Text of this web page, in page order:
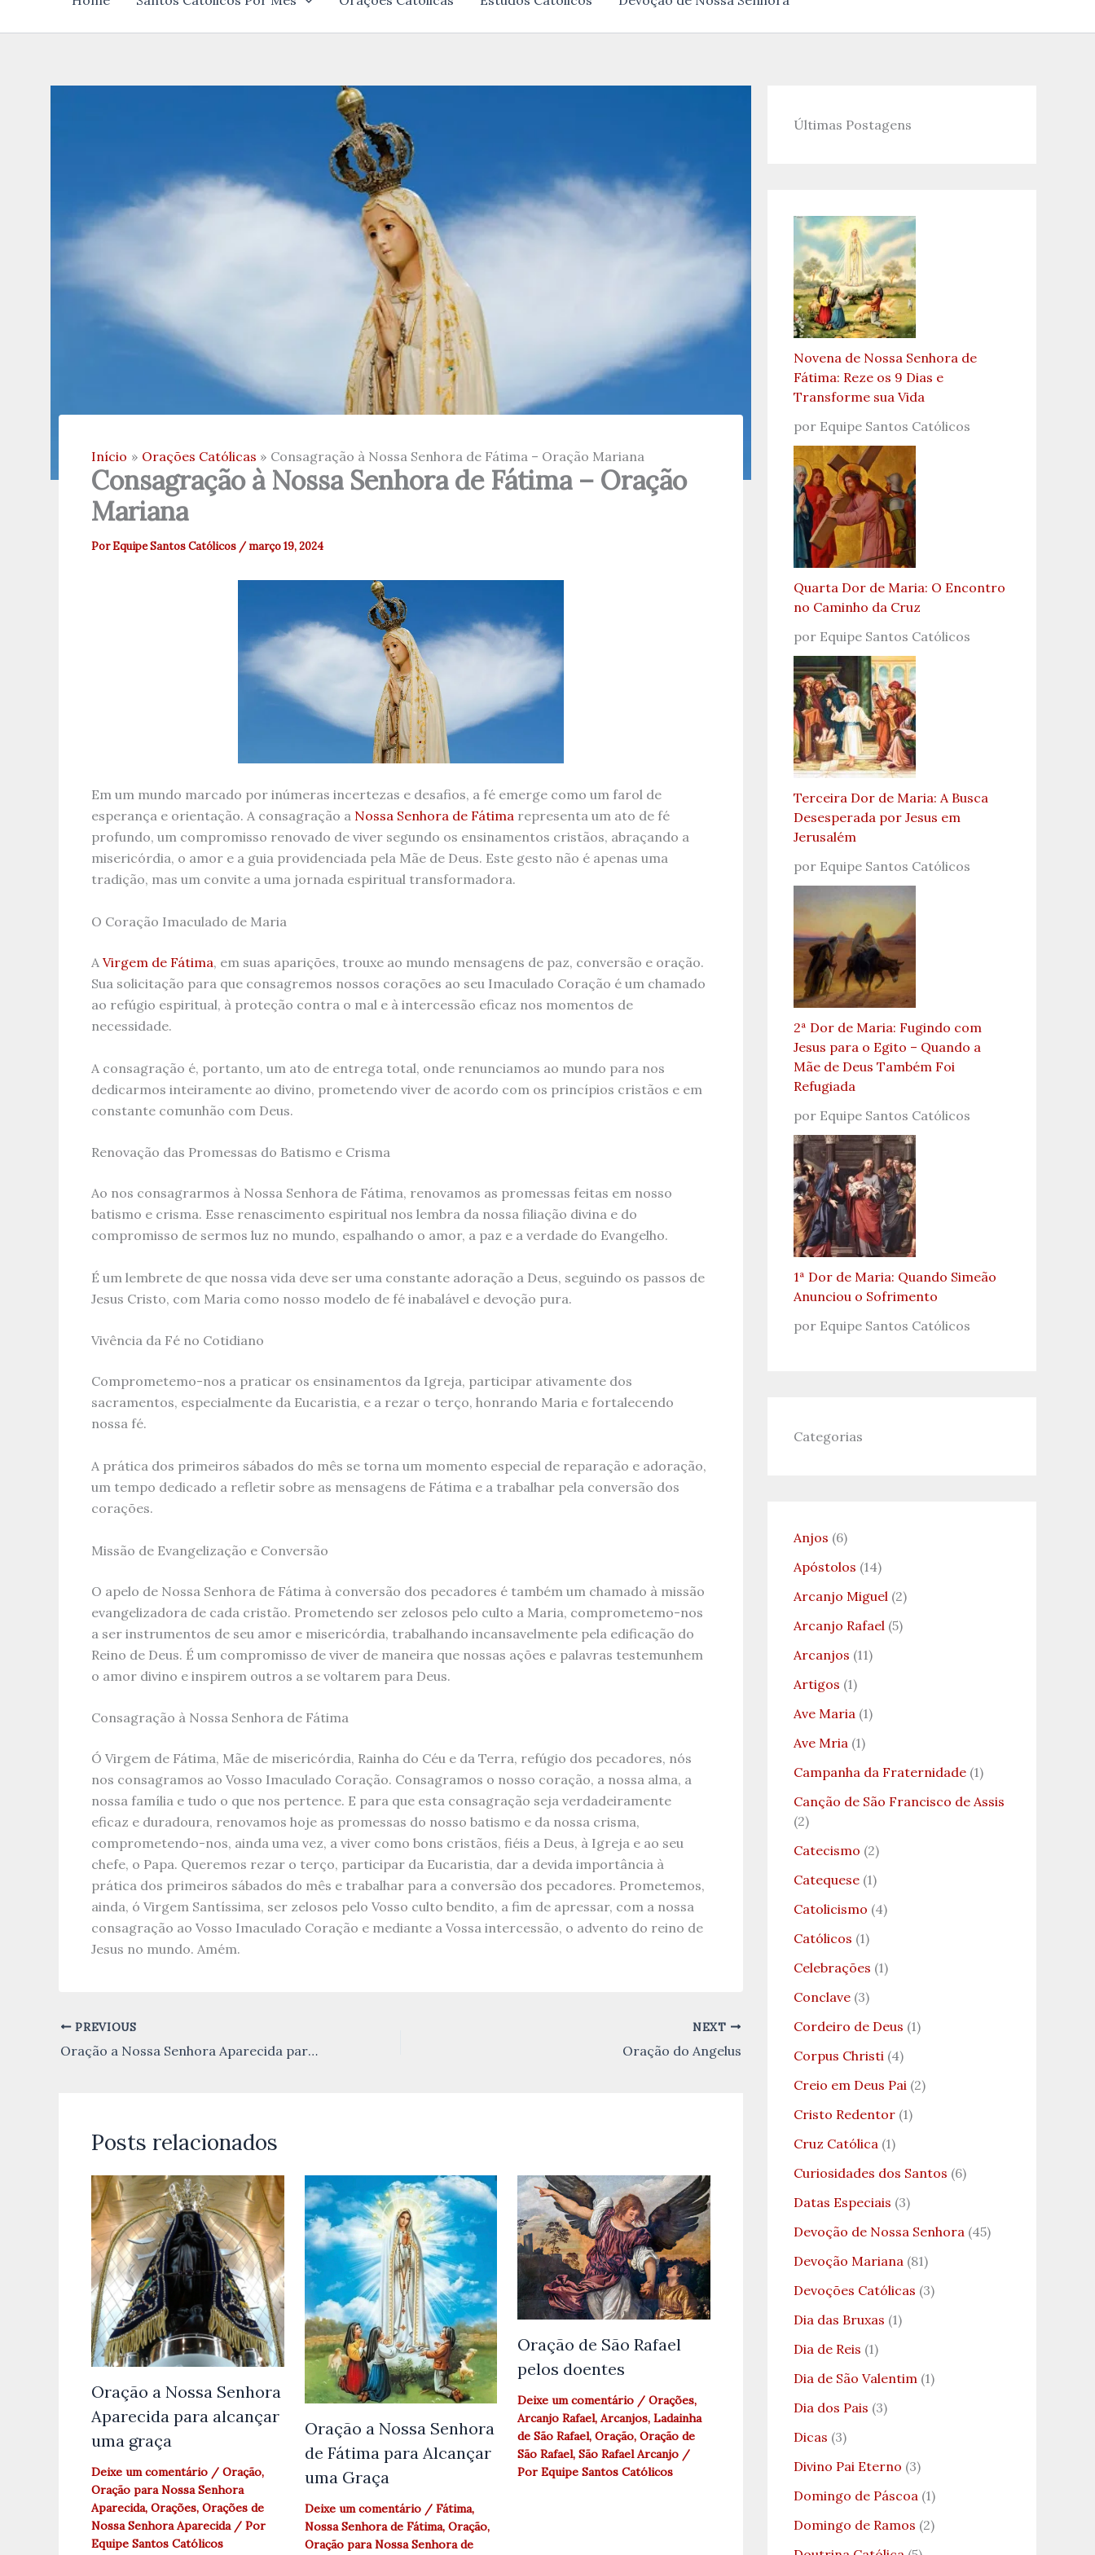
Início Orações Católicas Consagração à Nossa Senhora de Fátima – Oração Mariana
Consagração à Nossa Senhora de Fátima – Oração
Mariana
PorEquipe Santos Católicos / março 19, 2024
Em um mundo marcado por inúmeras incertezas e desafios, a fé emerge como um farol de
esperança e orientação. A consagração a Nossa Senhora de Fátima representa um ato de fé
profundo, um compromisso renovado de viver segundo os ensinamentos cristãos, abraçando a
misericórdia, o amor e a guia providenciada pela Mãe de Deus. Este gesto não é apenas uma
tradição, mas um convite a uma jornada espiritual transformadora.
O Coração Imaculado de Maria
A Virgem de Fátima, em suas aparições, trouxe ao mundo mensagens de paz, conversão e oração.
Sua solicitação para que consagremos nossos corações ao seu Imaculado Coração é um chamado
ao refúgio espiritual, à proteção contra o mal e à intercessão eficaz nos momentos de
necessidade.
A consagração é, portanto, um ato de entrega total, onde renunciamos ao mundo para nos
dedicarmos inteiramente ao divino, prometendo viver de acordo com os princípios cristãos e em
constante comunhão com Deus.
Renovação das Promessas do Batismo e Crisma
Ao nos consagrarmos à Nossa Senhora de Fátima, renovamos as promessas feitas em nosso
batismo e crisma. Esse renascimento espiritual nos lembra da nossa filiação divina e do
compromisso de sermos luz no mundo, espalhando o amor, a paz e a verdade do Evangelho.
É um lembrete de que nossa vida deve ser uma constante adoração a Deus, seguindo os passos de
Jesus Cristo, com Maria como nosso modelo de fé inabalável e devoção pura.
Vivência da Fé no Cotidiano
Comprometemo-nos a praticar os ensinamentos da Igreja, participar ativamente dos
sacramentos, especialmente da Eucaristia, e a rezar o terço, honrando Maria e fortalecendo
nossa fé.
A prática dos primeiros sábados do mês se torna um momento especial de reparação e adoração,
um tempo dedicado a refletir sobre as mensagens de Fátima e a trabalhar pela conversão dos
corações.
Missão de Evangelização e Conversão
O apelo de Nossa Senhora de Fátima à conversão dos pecadores é também um chamado à missão
evangelizadora de cada cristão. Prometendo ser zelosos pelo culto a Maria, comprometemo-nos
a ser instrumentos de seu amor e misericórdia, trabalhando incansavelmente pela edificação do
Reino de Deus. É um compromisso de viver de maneira que nossas ações e palavras testemunhem
o amor divino e inspirem outros a se voltarem para Deus.
Consagração à Nossa Senhora de Fátima
Ó Virgem de Fátima, Mãe de misericórdia, Rainha do Céu e da Terra, refúgio dos pecadores, nós
nos consagramos ao Vosso Imaculado Coração. Consagramos o nosso coração, a nossa alma, a
nossa família e tudo o que nos pertence. E para que esta consagração seja verdadeiramente
eficaz e duradoura, renovamos hoje as promessas do nosso batismo e da nossa crisma,
comprometendo-nos, ainda uma vez, a viver como bons cristãos, fiéis a Deus, à Igreja e ao seu
chefe, o Papa. Queremos rezar o terço, participar da Eucaristia, dar a devida importância à
prática dos primeiros sábados do mês e trabalhar para a conversão dos pecadores. Prometemos,
ainda, ó Virgem Santíssima, ser zelosos pelo Vosso culto bendito, a fim de apressar, com a nossa
consagração ao Vosso Imaculado Coração e mediante a Vossa intercessão, o advento do reino de
Jesus no mundo. Amém.
PREVIOUS
Oração a Nossa Senhora Aparecida para pedir graças e proteção
NEXT
Oração do Angelus
Posts relacionados
Oração a Nossa Senhora
Aparecida para alcançar
uma graça
Deixe um comentário / Oração,
Oração para Nossa Senhora
Aparecida, Orações, Orações de
Nossa Senhora Aparecida/ Por
Equipe Santos Católicos
Oração a Nossa Senhora
de Fátima para Alcançar
uma Graça
Deixe um comentário / Fátima,
Nossa Senhora de Fátima, Oração,
Oração para Nossa Senhora de
Oração de São Rafael
pelos doentes
Deixe um comentário /Orações,
Arcanjo Rafael,Arcanjos,Ladainha
de São Rafael,Oração,Oração de
São Rafael,São Rafael Arcanjo /
PorEquipe Santos Católicos
Últimas Postagens
Novena de Nossa Senhora de
Fátima: Reze os 9 Dias e
Transforme sua Vida
por Equipe Santos Católicos
Quarta Dor de Maria: O Encontro
no Caminho da Cruz
por Equipe Santos Católicos
Terceira Dor de Maria: A Busca
Desesperada por Jesus em
Jerusalém
por Equipe Santos Católicos
2ª Dor de Maria: Fugindo com
Jesus para o Egito – Quando a
Mãe de Deus Também Foi
Refugiada
por Equipe Santos Católicos
1ª Dor de Maria: Quando Simeão
Anunciou o Sofrimento
por Equipe Santos Católicos
Categorias
Anjos (6)
Apóstolos (14)
Arcanjo Miguel (2)
Arcanjo Rafael (5)
Arcanjos (11)
Artigos (1)
Ave Maria (1)
Ave Mria (1)
Campanha da Fraternidade (1)
Canção de São Francisco de Assis
(2)
Catecismo (2)
Catequese (1)
Catolicismo (4)
Católicos (1)
Celebrações (1)
Conclave (3)
Cordeiro de Deus (1)
Corpus Christi (4)
Creio em Deus Pai (2)
Cristo Redentor (1)
Cruz Católica (1)
Curiosidades dos Santos (6)
Datas Especiais (3)
Devoção de Nossa Senhora (45)
Devoção Mariana (81)
Devoções Católicas (3)
Dia das Bruxas (1)
Dia de Reis (1)
Dia de São Valentim (1)
Dia dos Pais (3)
Dicas (3)
Divino Pai Eterno (3)
Domingo de Páscoa (1)
Domingo de Ramos (2)